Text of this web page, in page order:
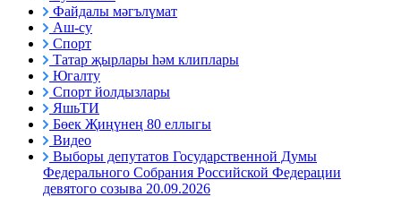
Файдалы мәгълүмат
Аш-су
Спорт
Татар җырлары һәм клиплары
Югалту
Спорт йолдызлары
ЯшьТИ
Бөек Җиңүнең 80 еллыгы
Видео
Выборы депутатов Государственной Думы
Федерального Собрания Российской Федерации
девятого созыва 20.09.2026